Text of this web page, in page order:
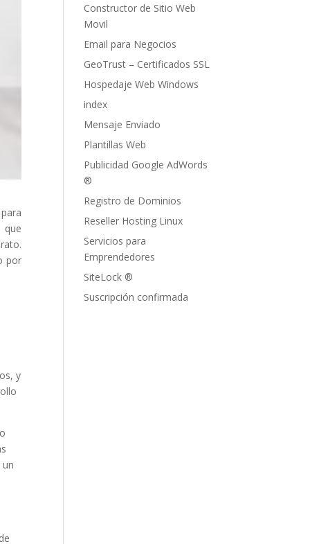
que
por
y
Constructor de Sitio Web
Movil
Email para Negocios
GeoTrust – Certificados SSL
Hospedaje Web Windows
index
Mensaje Enviado
Plantillas Web
Publicidad Google AdWords
®
Registro de Dominios
Reseller Hosting Linux
Servicios para
Emprendedores
SiteLock ®
Suscripción confirmada